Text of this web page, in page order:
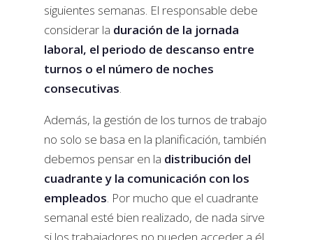
siguientes semanas. El responsable debe
considerar la duración de la jornada
laboral, el periodo de descanso entre
turnos o el número de noches
consecutivas.
Además, la gestión de los turnos de trabajo
no solo se basa en la planificación, también
debemos pensar en la distribución del
cuadrante y la comunicación con los
empleados. Por mucho que el cuadrante
semanal esté bien realizado, de nada sirve